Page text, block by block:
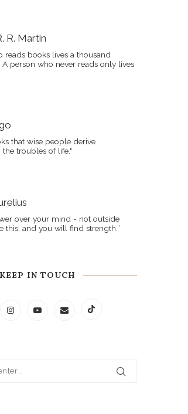
R. Martin
reads books lives a thousand
A person who never reads only lives
that wise people derive
troubles of life."
over your mind - not outside
this, and you will find strength.”
KEEP IN TOUCH